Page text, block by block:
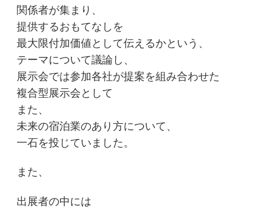
関係者が集まり、
提供するおもてなしを
最大限付加価値として伝えるかという、
テーマについて議論し、
展示会では参加各社が提案を組み合わせた
複合型展示会として
また、
未来の宿泊業のあり方について、
一石を投じていました。
また、
出展者の中には